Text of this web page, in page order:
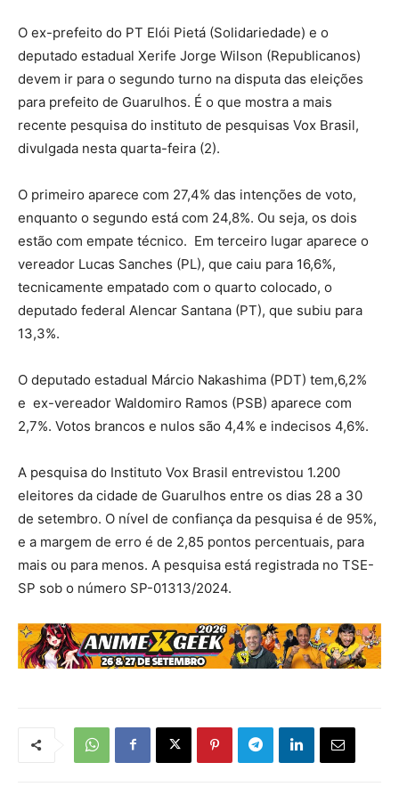
O ex-prefeito do PT Elói Pietá (Solidariedade) e o
deputado estadual Xerife Jorge Wilson (Republicanos)
devem ir para o segundo turno na disputa das eleições
para prefeito de Guarulhos. É o que mostra a mais
recente pesquisa do instituto de pesquisas Vox Brasil,
divulgada nesta quarta-feira (2).
O primeiro aparece com 27,4% das intenções de voto,
enquanto o segundo está com 24,8%. Ou seja, os dois
estão com empate técnico. Em terceiro lugar aparece o
vereador Lucas Sanches (PL), que caiu para 16,6%,
tecnicamente empatado com o quarto colocado, o
deputado federal Alencar Santana (PT), que subiu para
13,3%.
O deputado estadual Márcio Nakashima (PDT) tem,6,2%
e ex-vereador Waldomiro Ramos (PSB) aparece com
2,7%. Votos brancos e nulos são 4,4% e indecisos 4,6%.
A pesquisa do Instituto Vox Brasil entrevistou 1.200
eleitores da cidade de Guarulhos entre os dias 28 a 30
de setembro. O nível de confiança da pesquisa é de 95%,
e a margem de erro é de 2,85 pontos percentuais, para
mais ou para menos. A pesquisa está registrada no TSE-
SP sob o número SP-01313/2024.